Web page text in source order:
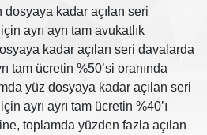
kadar açılan seri
ayrı ayrı tam avukatlık
kadar açılan seri davalarda
tam ücretin %50’si oranında
yüz dosyaya kadar açılan seri
ayrı ayrı tam ücretin %40’ı
toplamda yüzden fazla açılan